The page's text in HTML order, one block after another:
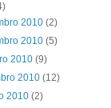
2010(2)
2010(5)
2010(9)
2010(12)
2010(2)